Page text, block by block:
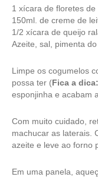
1 xícara de floretes
150ml. de creme de
1/2 xícara de queijo
Azeite, sal, pimenta
Limpe os cogumelos
possa ter (Fica a dica:
esponjinha e acabam
Com muito cuidado,
machucar as laterais.
azeite e leve ao forno
Em uma panela,